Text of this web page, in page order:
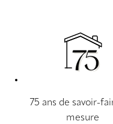
75 ans de savoir-
mesure